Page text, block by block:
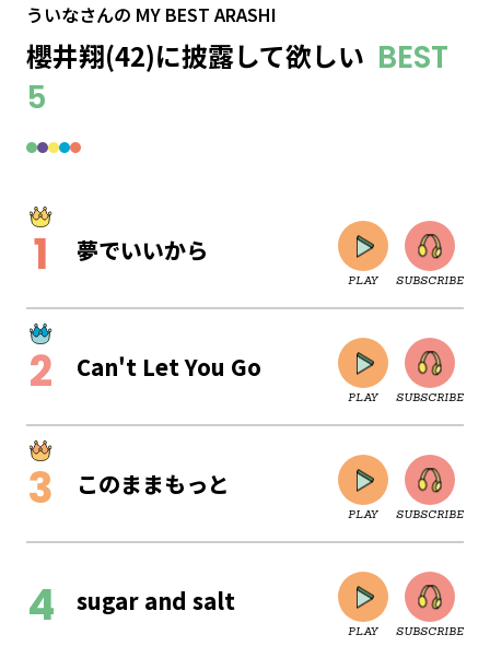
ういなさんの MY BEST ARASHI
櫻井翔(42)に披露して欲しい BEST
5
夢でいいから
PLAY SUBSCRIBE
Can't Let You Go
PLAY SUBSCRIBE
このままもっと
PLAY SUBSCRIBE
sugar and salt
PLAY SUBSCRIBE